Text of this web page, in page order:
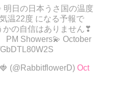
明日の日本うさ国の温度
温22度 になる予報で
の自信はありません❣
PM Showers💫 October
(@RabbitflowerD) Oct